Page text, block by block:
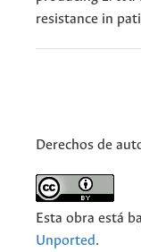
resistance in
Derechos de
Esta obra está
Unported.